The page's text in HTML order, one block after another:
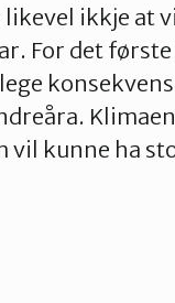
ikkje at
For det
kunne ha